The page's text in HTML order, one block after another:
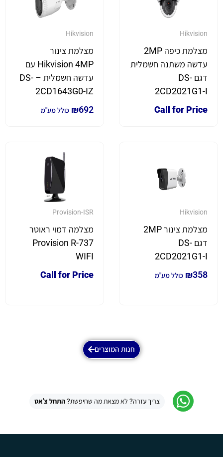
Hikvision
מצלמת כיפה 2MP
עדשה משתנה חשמלית
דגם DS-
2CD2021G1-I
Call for Price
Hikvision
מצלמת צינור
Hikvision 4MP עם
עדשה חשמלית – DS-
2CD1643G0-IZ
₪692 כולל מע"מ
Hikvision
מצלמת צינור 2MP
דגם DS-
2CD2021G1-I
₪358 כולל מע"מ
Provision-ISR
מצלמה דמוי ראוטר
Provision R-737
WIFI
Call for Price
חנות המוצרים
צריך עזרה? לא מצאת מה שחיפשת?התחל צ'אט